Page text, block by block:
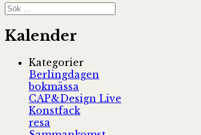
Sök
efter:
Kalender
Kategorier
Berlingdagen
bokmässa
CAP&Design Live
Konstfack
resa